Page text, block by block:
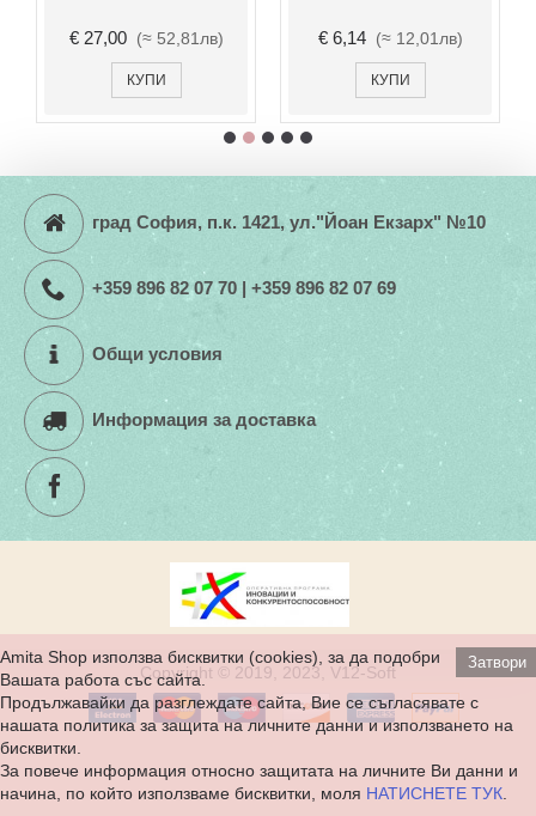
(≈ 52,81лв) (≈ 12,01лв)
град София, п.к. 1421, ул."Йоан Екзарх" №10
+359 896 82 07 70 | +359 896 82 07 69
Общи условия
Информация за доставка
Copyright © 2019, 2023, V12-Soft
Затвори
Amita Shop използва бисквитки (cookies), за да подобри
Вашата работа със сайта.
Продължавайки да разглеждате сайта, Вие се съгласявате с
нашата политика за защита на личните данни и използването на
бисквитки.
За повече информация относно защитата на личните Ви данни и
начина, по който използваме бисквитки, моля НАТИСНЕТЕ ТУК